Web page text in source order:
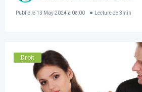
Publié le 13 May 2024 à 06:00 Lecture de 3min
Droit